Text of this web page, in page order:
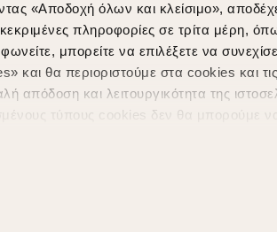
«Αποδοχή όλων και κλείσιμο»,
πληροφορίες σε τρίτα μέρη,
μπορείτε να επιλέξετε να
θα περιοριστούμε στα cookies και τις
απόδοση και λειτουργικότητα της
τύπους cookies δεν θα μπορούμε
τις επιλογές σας ή να ανακαλέσετε τη
in secure with Shipping